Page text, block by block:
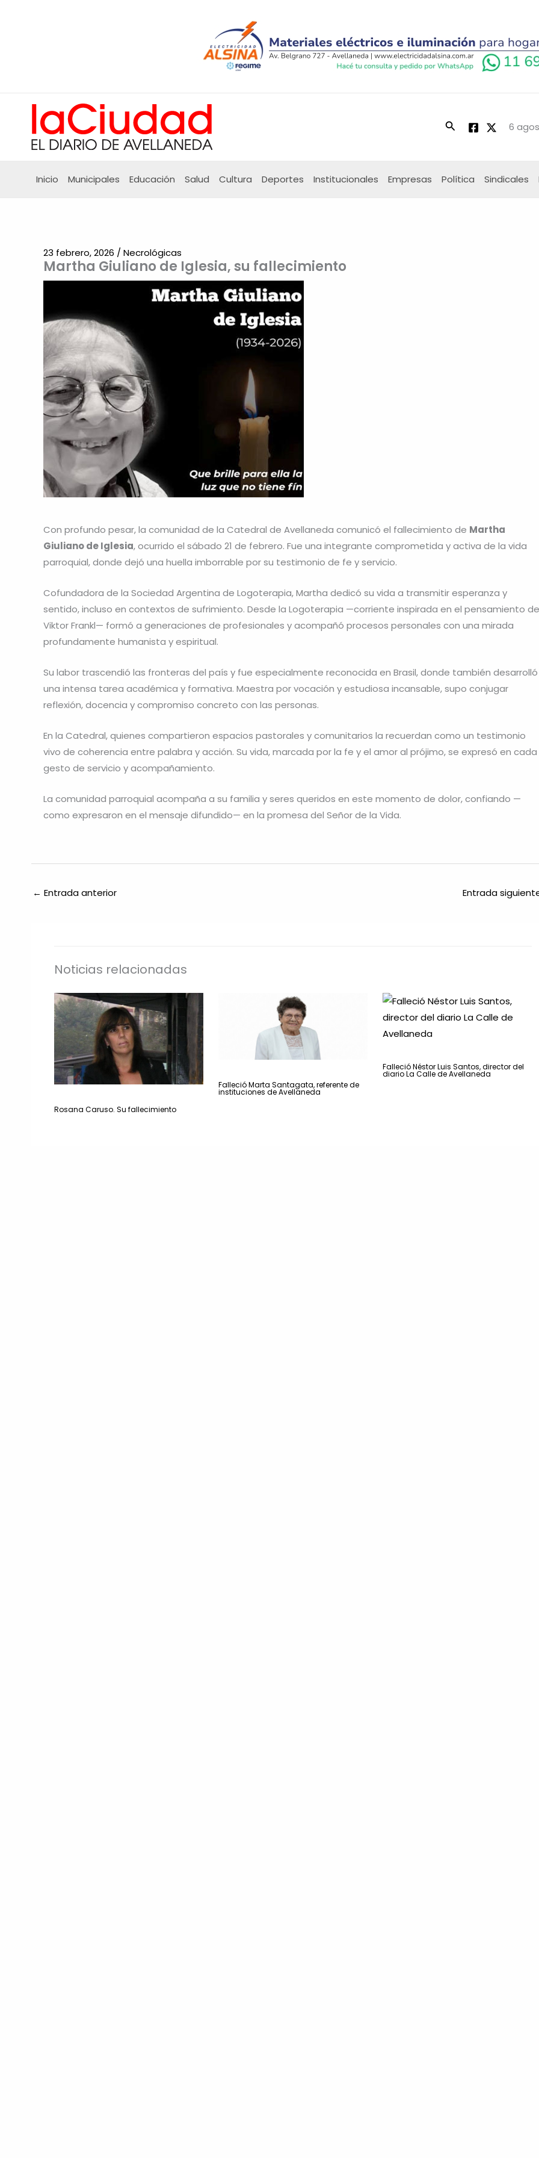
Buscar 6
Inicio Municipales Educación Salud Cultura Deportes Institucionales Empresas Política Sindicales
Martha Giuliano de Iglesia, su fallecimiento
23 febrero, 2026 / Necrológicas
Con profundo pesar, la comunidad de la Catedral de Avellaneda comunicó el fallecimiento de Martha
Giuliano de Iglesia, ocurrido el sábado 21 de febrero. Fue una integrante comprometida y activa de la vida
parroquial, donde dejó una huella imborrable por su testimonio de fe y servicio.
Cofundadora de la Sociedad Argentina de Logoterapia, Martha dedicó su vida a transmitir esperanza y
sentido, incluso en contextos de sufrimiento. Desde la Logoterapia —corriente inspirada en el pensamiento de
Viktor Frankl— formó a generaciones de profesionales y acompañó procesos personales con una mirada
profundamente humanista y espiritual.
Su labor trascendió las fronteras del país y fue especialmente reconocida en Brasil, donde también desarrolló
una intensa tarea académica y formativa. Maestra por vocación y estudiosa incansable, supo conjugar
reflexión, docencia y compromiso concreto con las personas.
En la Catedral, quienes compartieron espacios pastorales y comunitarios la recuerdan como un testimonio
vivo de coherencia entre palabra y acción. Su vida, marcada por la fe y el amor al prójimo, se expresó en cada
gesto de servicio y acompañamiento.
La comunidad parroquial acompaña a su familia y seres queridos en este momento de dolor, confiando —
como expresaron en el mensaje difundido— en la promesa del Señor de la Vida.
← Entrada anterior Entrada
Noticias relacionadas
Rosana Caruso. Su fallecimiento
Falleció Marta Santagata, referente de
instituciones de Avellaneda
Falleció Néstor Luis Santos, director del
diario La Calle de Avellaneda